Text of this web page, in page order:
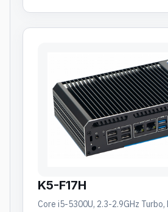
K5-F17H
Core i5-5300U, 2.3-2.9GHz Turbo,